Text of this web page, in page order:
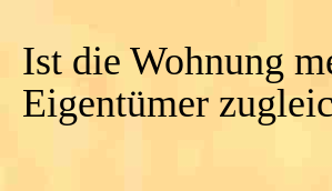
Ist die Wohnung
Eigentümer